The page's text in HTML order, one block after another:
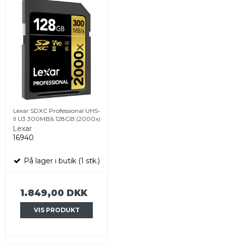
Lexar SDXC Professional UHS-
II U3 300MB/s 128GB (2000x)
Lexar
16940
På lager i butik (1 stk.)
1.849,00 DKK
VIS PRODUKT